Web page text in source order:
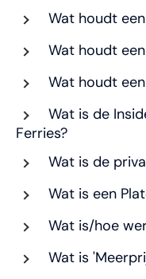
Wat houdt
Wat houdt
Wat houdt
Wat is de
Ferries?
Wat is de
Wat is een
Wat is/hoe
Wat is